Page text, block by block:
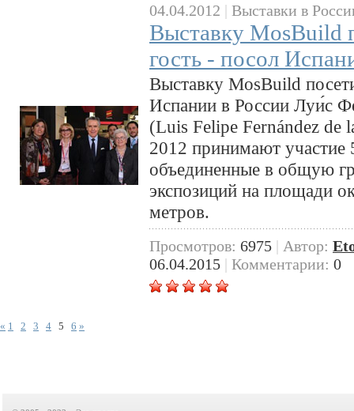
04.04.2012 | Выставки в
Выставку MosBuild
гость - посол
Выставку MosBuild
Испании в России Луи́с
(Luis Felipe Fernández de
2012 принимают участие
объединенные в общую
экспозиций на площади
метров.
Просмотров: 6975 | Автор:
06.04.2015 | Комментарии: 0
« 1 2 3 4 5 6 »